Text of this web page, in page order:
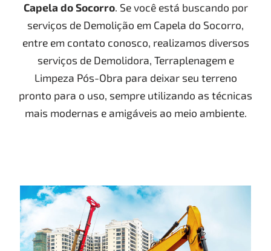
Capela do Socorro. Se você está buscando por
serviços de Demolição em Capela do Socorro,
entre em contato conosco, realizamos diversos
serviços de Demolidora, Terraplenagem e
Limpeza Pós-Obra para deixar seu terreno
pronto para o uso, sempre utilizando as técnicas
mais modernas e amigáveis ao meio ambiente.